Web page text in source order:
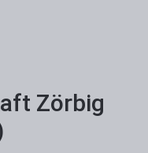
Zörbig